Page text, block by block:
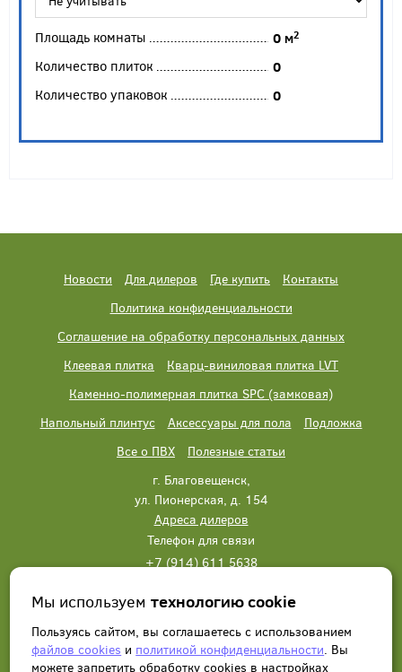
Площадь комнаты 0 м2
Количество плиток
0
Количество упаковок
0
Новости Для дилеров Где купить
Контакты
Политика конфиденциальности
Соглашение на обработку персональных данных
Клеевая плитка
Кварц-виниловая плитка LVT
Каменно-полимерная плитка SPC (замковая)
Напольный плинтус
Аксессуары для пола
Подложка
Все о ПВХ
Полезные статьи
г. Благовещенск,
ул. Пионерская, д. 154
Адреса дилеров
Телефон для связи
+7 (914) 611 5638
Написать нам Заказать звонок
Мы используемтехнологию cookie
Пользуясь сайтом, вы соглашаетесь с использованием
файлов cookies и политикой конфиденциальности. Вы
можете запретить обработку сookies в настройках